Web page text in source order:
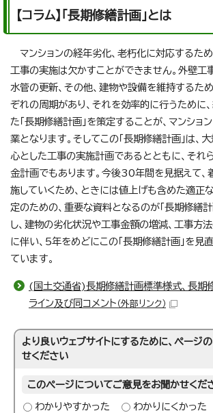
【コラム】「長期修繕計画」とは
マンションの経年劣化、老朽化に対応するた
工事の実施は欠かすことができません。外壁工
水管の更新、その他、建物や設備を維持するた
ぞれの周期があり、それを効率的に行うために
た「長期修繕計画」を策定することが、マンショ
業となります。そしてこの「長期修繕計画」は、
心とした工事の実施計画であるとともに、それ
金計画でもあります。今後30年間を見据えて、
施していくため、ときには値上げも含めた適正
定のための、重要な資料となるのが「長期修繕計
し、建物の劣化状況や工事金額の増減、工事方
に伴い、5年をめどにこの「長期修繕計画」を見
ています。
(国土交通省)長期修繕計画標準様式、長期
ライン及び同コメント （外部リンク）
より良いウェブサイトにするために、ページ
せください
このページについてご意見をお聞かせくだ
わかりやすかった わかりにくかった